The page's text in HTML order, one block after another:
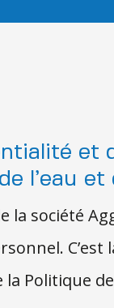
et
l’eau et
la société
Politique